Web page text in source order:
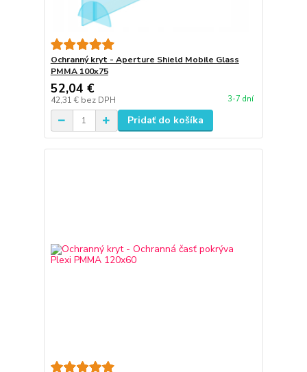
Ochranný kryt - Aperture Shield Mobile Glass
PMMA 100x75
52,04 €
42,31 € bez DPH 3-7 dní
Pridať do košíka